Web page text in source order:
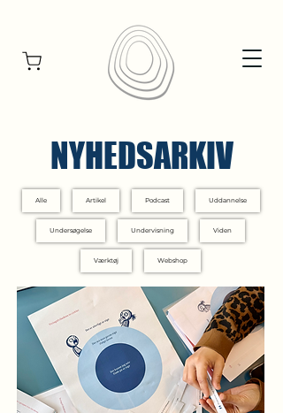
NYHEDSARKIV
Alle Artikel Podcast Uddannelse
Undersøgelse Undervisning Viden
Værktøj Webshop